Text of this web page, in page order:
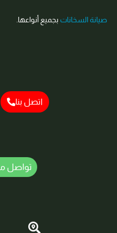
صيانة السخانات بجميع أنواعها.
اتصل بنا
تواصل